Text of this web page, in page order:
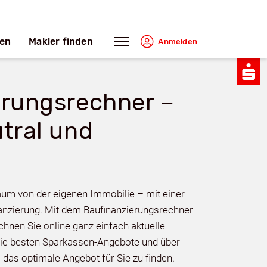
Makler finden Anmelden
–
und
von der eigenen Immobilie – mit einer
Mit dem Baufinanzierungsrechner
Sie online ganz einfach aktuelle
besten Sparkassen-Angebote und über
optimale Angebot für Sie zu finden.